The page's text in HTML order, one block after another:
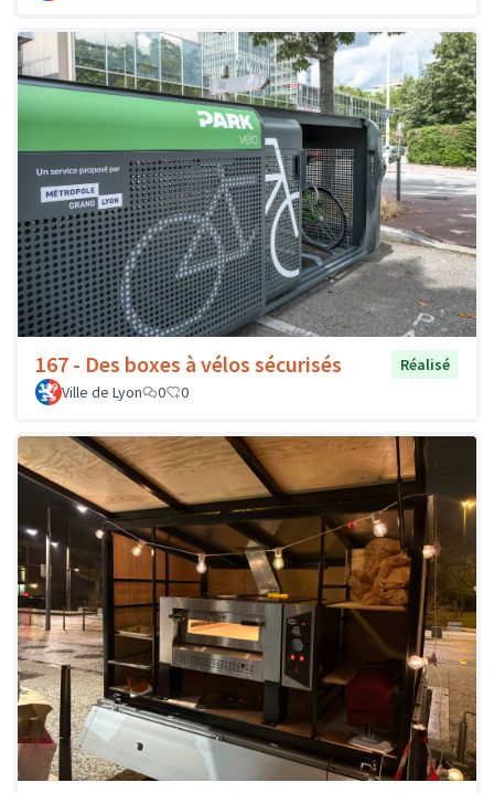
167 - Des boxes à vélos sécurisés
Réalisé
Ville de Lyon
0 0